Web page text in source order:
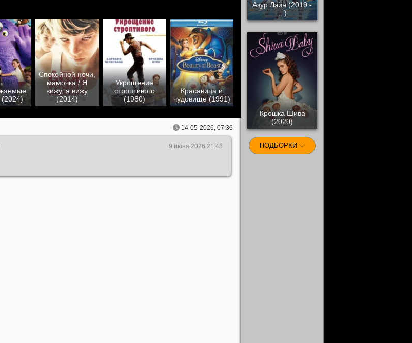
(2024)
Спокойной ночи,
мамочка / Я
вижу, я вижу
(2014)
Укрощение
строптивого
(1980)
Красавица и
чудовище (1991)
14-05-2026, 07:36
9 июня 2026 21:48
Азур Лэйн (2019 -
...)
Крошка Шива
(2020)
ПОДБОРКИ